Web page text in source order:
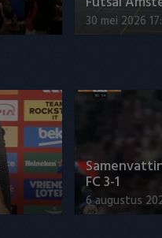
30 mei 2026
FC 3-1
6 augustus